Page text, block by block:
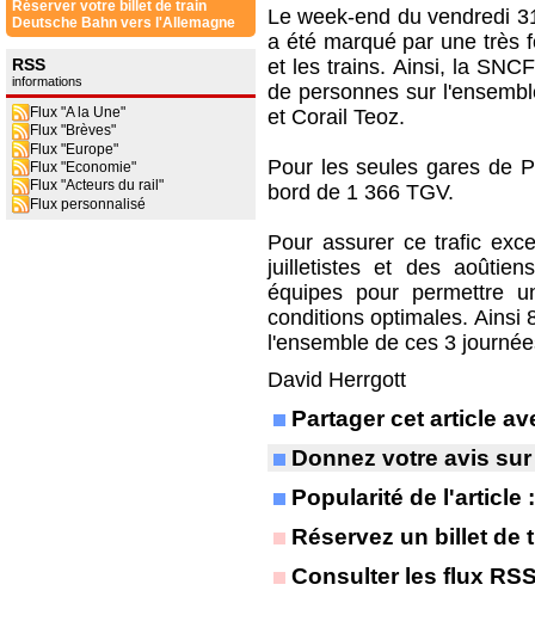
Réserver votre billet de train
Deutsche Bahn vers l'Allemagne
RSS
informations
Flux "A la Une"
Flux "Brèves"
Flux "Europe"
Flux "Economie"
Flux "Acteurs du rail"
Flux personnalisé
Le week-end du vendredi
a été marqué par une très
et les trains. Ainsi, la
de personnes sur
et Corail Teoz.
Pour les seules gares de
bord de 1 366 TGV.
Pour assurer ce trafic
juilletistes et des
équipes pour permettre
conditions optimales. Ainsi
l'ensemble de ces 3
David Herrgott
Partager cet article
Donnez votre avis
Popularité de l'article
Réservez un billet de
Consulter les flux